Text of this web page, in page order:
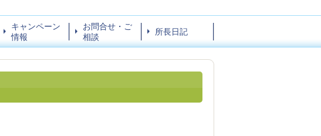
キャンペーン
情報
お問合せ・ご
相談
所長日記